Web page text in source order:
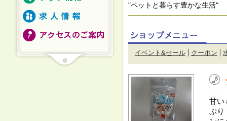
"ペットと暮らす豊かな生活"
イベント&セール クーポン
甘い
ぷり